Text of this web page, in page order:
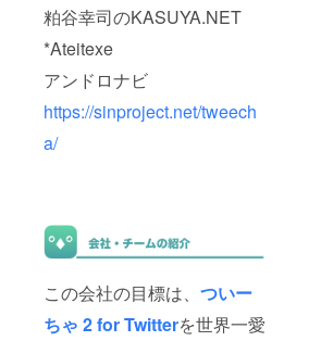
粕谷幸司のKASUYA.NET
*Ateitexe
アンドロナビ
https://sinproject.net/tweech
a/
この会社の目標は、 ついー
ちゃ 2 for Twitterを世界一愛